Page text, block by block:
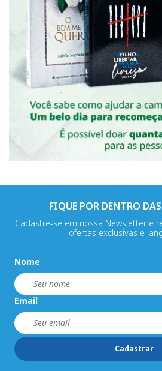
FIQUE POR DENTRO
Cadastre-se em nossa Newsletter e
ofertas exclusivas e
Nome
Email
Cadastrar